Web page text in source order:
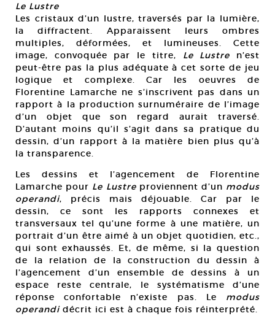
Le Lustre
Les cristaux d’un lustre, traversés par la lumière,
la diffractent. Apparaissent leurs ombres
multiples, déformées, et lumineuses. Cette
image, convoquée par le titre, Le Lustre n’est
peut-être pas la plus adéquate à cet sorte de jeu
logique et complexe. Car les oeuvres de
Florentine Lamarche ne s’inscrivent pas dans un
rapport à la production surnuméraire de l’image
d’un objet que son regard aurait traversé.
D’autant moins qu’il s’agit dans sa pratique du
dessin, d’un rapport à la matière bien plus qu’à
la transparence.
Les dessins et l’agencement de Florentine
Lamarche pour Le Lustreproviennent d’un modus
operandi, précis mais déjouable. Car par le
dessin, ce sont les rapports connexes et
transversaux tel qu’une forme à une matière, un
portrait d’un être aimé à un objet quotidien, etc.,
qui sont exhaussés. Et, de même, si la question
de la relation de la construction du dessin à
l’agencement d’un ensemble de dessins à un
espace reste centrale, le systématisme d’une
réponse confortable n’existe pas. Le modus
operandidécrit ici est à chaque fois réinterprété.